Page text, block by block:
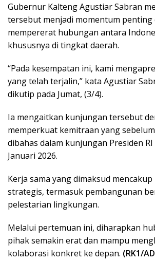
Gubernur Kalteng Agustiar Sabran
tersebut menjadi momentum penting
mempererat hubungan antara
khususnya di tingkat daerah.
“Pada kesempatan ini, kami
yang telah terjalin,” kata Agustiar
dikutip pada Jumat, (3/4).
Ia mengaitkan kunjungan tersebut
memperkuat kemitraan yang
dibahas dalam kunjungan Presiden
Januari 2026.
Kerja sama yang dimaksud
strategis, termasuk pembangunan
pelestarian lingkungan.
Melalui pertemuan ini, diharapkan
pihak semakin erat dan mampu
kolaborasi konkret ke depan. (RK1/